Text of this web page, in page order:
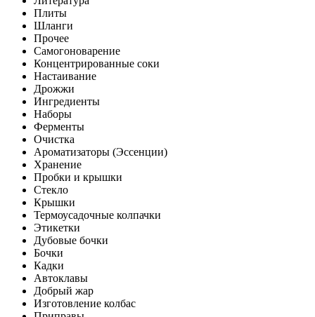
Плиты
Шланги
Прочее
Самогоноварение
Концентрированные соки
Настаивание
Дрожжи
Ингредиенты
Наборы
Ферменты
Очистка
Ароматизаторы (Эссенции)
Хранение
Пробки и крышки
Стекло
Крышки
Термоусадочные колпачки
Этикетки
Дубовые бочки
Бочки
Кадки
Автоклавы
Добрый жар
Изготовление колбас